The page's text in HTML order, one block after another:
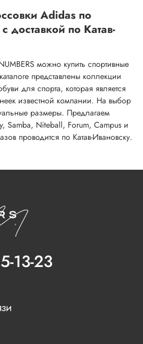
Adidas по
доставкой по Катав-
можно купить спортивные
представлены коллекции
для спорта, которая является
известной компании. На выбор
размеры. Предлагаем
Samba, Niteball, Forum, Campus и
проводится по Катав-Ивановску.
13-23